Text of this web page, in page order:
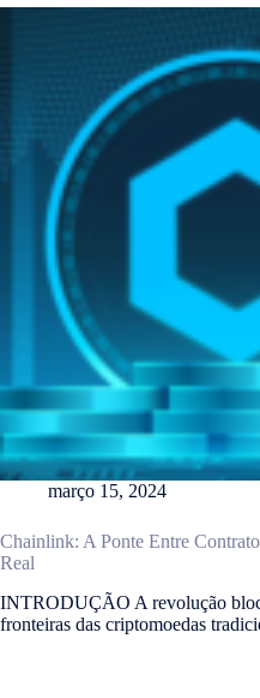
março 15, 2024
Chainlink: A Ponte Entre
Real
INTRODUÇÃO A revolução
fronteiras das criptomoedas